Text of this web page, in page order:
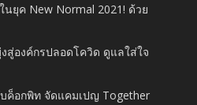
นยุค New Normal 2021! ด้วย
สู่องค์กรปลอดโควิด ดูแลใส่ใจ
ค็อกพิท จัดแคมเปญ Together